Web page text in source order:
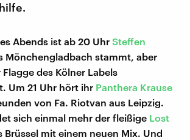
Abends ist ab 20 Uhr Steffen
Mönchengladbach stammt, aber
des Kölner Labels
Um 21 Uhr hört ihr Panthera Krause
von Fa. Riotvan aus Leipzig.
sich einmal mehr der fleißige Lost
Brüssel mit einem neuen Mix. Und